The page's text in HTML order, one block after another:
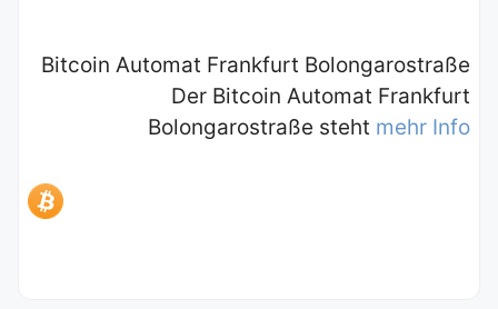
Bitcoin Automat Frankfurt Bolongarostraße
Der Bitcoin Automat Frankfurt
Bolongarostraße steht mehr Info